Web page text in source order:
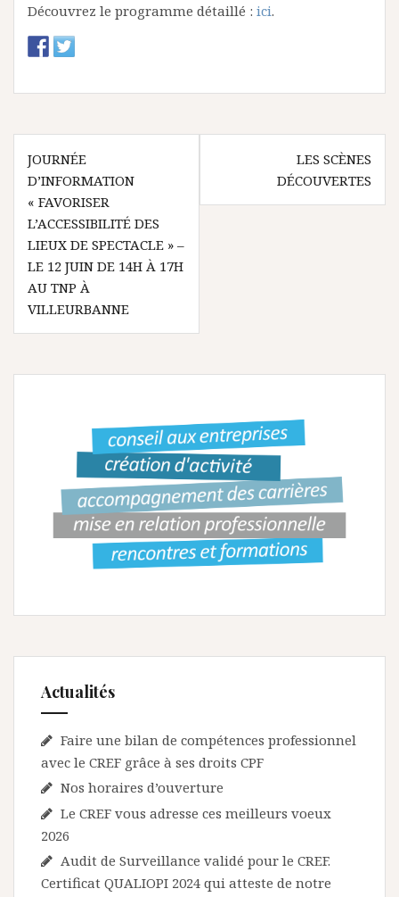
Découvrez le programme détaillé : ici.
N
g
t
i
r
i
JOURNÉE
D’INFORMATION
« FAVORISER
L’ACCESSIBILITÉ DES
LIEUX DE SPECTACLE » –
LE 12 JUIN DE 14H À 17H
AU TNP À
VILLEURBANNE
LES SCÈNES
DÉCOUVERTES
Actualités
Faire une bilan de compétences professionnel
avec le CREF grâce à ses droits CPF
Nos horaires d’ouverture
Le CREF vous adresse ces meilleurs voeux
2026
Audit de Surveillance validé pour le CREF.
Certificat QUALIOPI 2024 qui atteste de notre